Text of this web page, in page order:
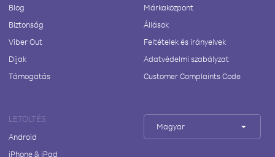
Blog
Biztonság
Viber Out
Díjak
Támogatás
Márkaközpont
Állások
Feltételek és irányelvek
Adatvédelmi szabályzat
Customer Complaints Code
LETÖLTÉS
Android
iPhone & iPad
Magyar